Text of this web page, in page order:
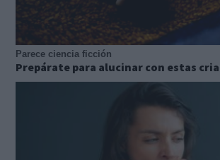
Parece ciencia ficción
Prepárate para alucinar con estas